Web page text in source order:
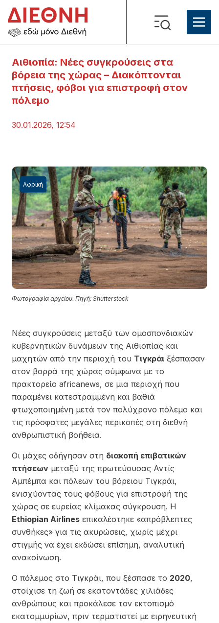
Αιθιοπία: Νέες συγκρούσεις στα
βόρεια της χώρας – Διακόπτονται
πτήσεις, φόβοι για επιστροφή στον
πόλεμο
30.01.2026, 12:54
Φωτογραφία αρχείου. Πηγή: Shutterstock
Αφρική
Νέες συγκρούσεις μεταξύ των ομοσπονδιακών
κυβερνητικών δυνάμεων της Αιθιοπίας και
μαχητών από την περιοχή του Τιγκράι ξέσπασαν
στον βορρά της χώρας σύμφωνα με το
πρακτορείο africanews, σε μια περιοχή που
παραμένει κατεστραμμένη και βαθιά
φτωχοποιημένη μετά τον πολύχρονο πόλεμο και
τις πρόσφατες μεγάλες περικοπές στη διεθνή
ανθρωπιστική βοήθεια.
Οι μάχες οδήγησαν στη διακοπή επιβατικών
πτήσεων μεταξύ της πρωτεύουσας Αντίς
Αμπέμπα και πόλεων του βόρειου Τιγκράι,
ενισχύοντας τους φόβους για επιστροφή της
χώρας σε ευρείας κλίμακας σύγκρουση. Η
Ethiopian Airlines επικαλέστηκε «απρόβλεπτες
συνθήκες» για τις ακυρώσεις, χωρίς μέχρι
στιγμής να έχει εκδώσει επίσημη, αναλυτική
ανακοίνωση.
Ο πόλεμος στο Τιγκράι, που ξέσπασε το 2020,
στοίχισε τη ζωή σε εκατοντάδες χιλιάδες
ανθρώπους και προκάλεσε τον εκτοπισμό
εκατομμυρίων, πριν τερματιστεί με ειρηνευτική